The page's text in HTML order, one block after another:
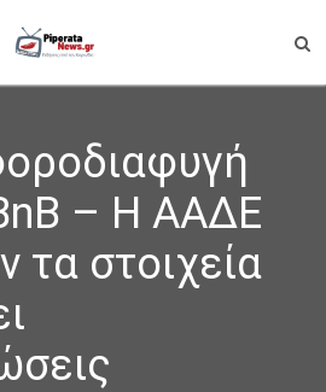
– Η ΑΑΔΕ
τα στοιχεία